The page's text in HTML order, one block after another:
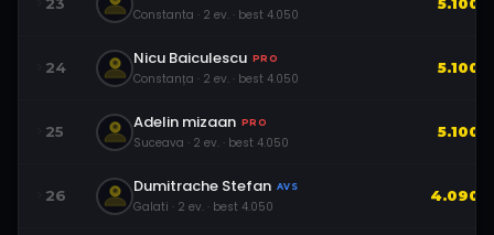
Constanta · 2 ev. · best 4.050
24 Nicu Baiculescu PRO
Constanța · 2 ev. · best 4.050
5.100
25 Adelin mizaan PRO
Suceava · 2 ev. · best 4.050
5.100
26 Dumitrache Stefan AVS
Galati · 2 ev. · best 4.050
4.090